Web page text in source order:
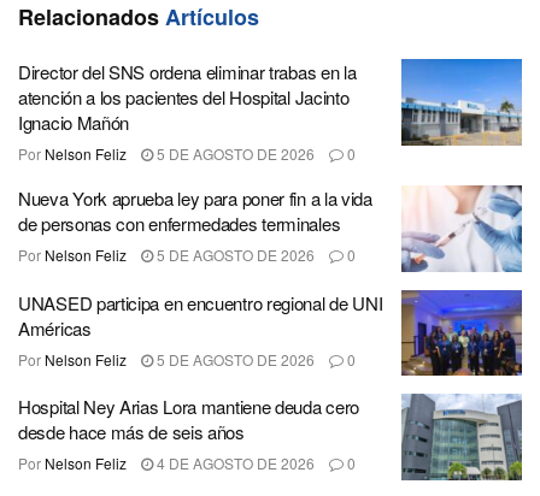
RelacionadosArtículos
Director del SNS ordena eliminar trabas en la
atención a los pacientes del Hospital Jacinto
Ignacio Mañón
Por Nelson Feliz 5 DE AGOSTO DE 2026 0
Nueva York aprueba ley para poner fin a la vida
de personas con enfermedades terminales
Por Nelson Feliz 5 DE AGOSTO DE 2026 0
UNASED participa en encuentro regional de UNI
Américas
Por Nelson Feliz 5 DE AGOSTO DE 2026 0
Hospital Ney Arias Lora mantiene deuda cero
desde hace más de seis años
Por Nelson Feliz 4 DE AGOSTO DE 2026 0